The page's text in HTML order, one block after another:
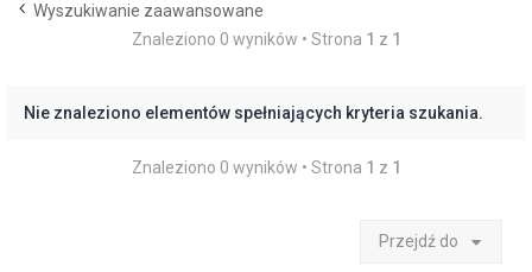
Wyszukiwanie zaawansowane
Znaleziono 0 wyników • Strona 1 z 1
Nie znaleziono elementów spełniających kryteria szukania.
Znaleziono 0 wyników • Strona 1 z 1
Przejdź do